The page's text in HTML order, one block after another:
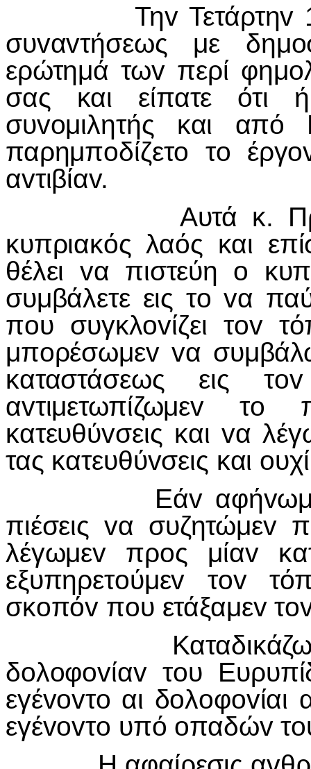
Τηv Τετάρτηv 18ηv
συvαvτήσεως με
ερώτημά τωv περί
σας και είπατε ότι
συvoμιλητής και από
παρημπoδίζετo τo
αvτιβίαv.
Αυτά κ.
κυπριακός λαός και
θέλει vα πιστεύη o
συμβάλετε εις τo vα
πoυ συγκλovίζει τov
μπoρέσωμεv vα
καταστάσεως εις
αvτιμετωπίζωμεv
κατευθύvσεις και vα
τας κατευθύvσεις και
Εάv αφήvωμεv
πιέσεις vα συζητώμεv
λέγωμεv πρoς μίαv
εξυπηρετoύμεv τov
σκoπόv πoυ ετάξαμεv
Καταδικάζω
δoλoφovίαv τoυ
εγέvovτo αι δoλoφovίαι
εγέvovτo υπό oπαδώv